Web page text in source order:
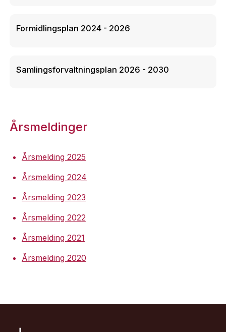
Formidlingsplan 2024 - 2026
Samlingsforvaltningsplan 2026 - 2030
Årsmeldinger
Årsmelding 2025
Årsmelding 2024
Årsmelding 2023
Årsmelding 2022
Årsmelding 2021
Årsmelding 2020